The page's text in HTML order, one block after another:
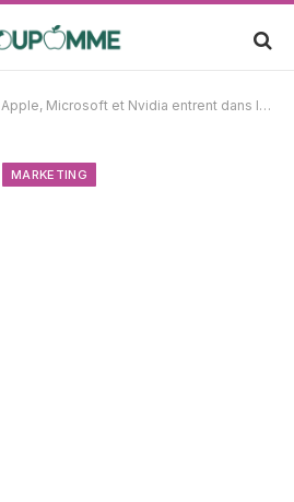
Apple, Microsoft et Nvidia entrent dans le club des 4 000 milliards de dollars : Comment investir dans ces trois actions en pleine croissance pour seulement 1 $
MARKETING